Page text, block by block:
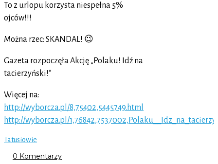
To z urlopu korzysta niespełna 5%
ojców!!!
Można rzec: SKANDAL! 😉
Gazeta rozpoczęła Akcję „Polaku! Idź na
tacierzyński!”
Więcej na:
http://wyborcza.pl/8,75402,5445749.html
http://wyborcza.pl/
Tatusiowie
0 Komentarzy